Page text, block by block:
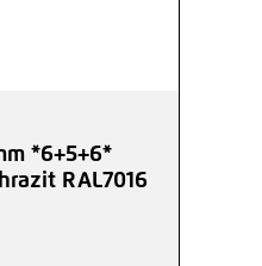
*6+5+6*
RAL7016